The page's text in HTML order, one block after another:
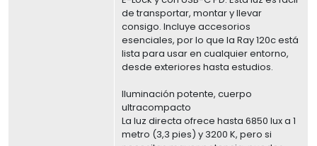
de transportar, montar y llevar
consigo. Incluye accesorios
esenciales, por lo que la Ray 120c está
lista para usar en cualquier entorno,
desde exteriores hasta estudios.
Iluminación potente, cuerpo
ultracompacto
La luz directa ofrece hasta 6850 lux a 1
metro (3,3 pies) y 3200 K, pero si